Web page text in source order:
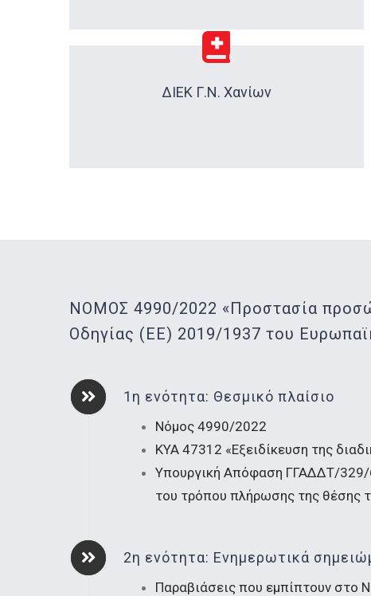
ΔΙΕΚ Γ.Ν. Χανίων
ΝΟΜΟΣ 4990/2022 «Προστασία
Οδηγίας (ΕΕ) 2019/1937 του
1η ενότητα: Θεσμικό πλαίσιο
Νόμος 4990/2022
ΚΥΑ 47312 «Εξειδίκευση της
Υπουργική Απόφαση ΓΓΑΔΔΤ/329/
του τρόπου πλήρωσης της θέσης
2η ενότητα: Ενημερωτικά
Παραβιάσεις που εμπίπτουν στο